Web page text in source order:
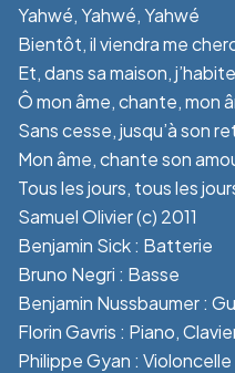
Yahwé, Yahwé, Yahwé
Bientôt, il viendra me
Et, dans sa maison,
Ô mon âme, chante, mon
Sans cesse, jusqu’à son
Mon âme, chante son
Tous les jours, tous les
Samuel Olivier (c) 2011
Benjamin Sick : Batterie
Bruno Negri : Basse
Benjamin Nussbaumer :
Florin Gavris : Piano,
Philippe Gyan : Violoncelle